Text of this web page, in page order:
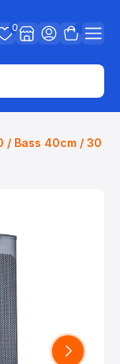
0
/ Bass 40cm / 30